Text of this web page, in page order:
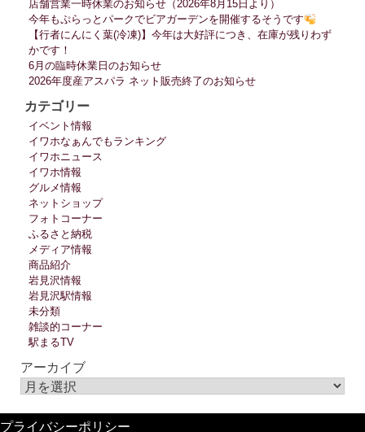
店舗営業一時休業のお知らせ（2026年8月15日より）
今年もぷらっとパークでビアガーデンを開催するそうです
【行者にんにく葉(冷凍)】今年は大好評につき、在庫が残りわず
かです！
6月の臨時休業日のお知らせ
2026年度産アスパラ ネット販売終了のお知らせ
カテゴリー
イベント情報
イワホなぁんでもランキング
イワホニュース
イワホ情報
グルメ情報
ネットショップ
フォトコーナー
ふるさと納税
メディア情報
商品紹介
岩見沢情報
岩見沢駅情報
未分類
雑談的コーナー
駅まるTV
アーカイブ
プライバシーポリシー